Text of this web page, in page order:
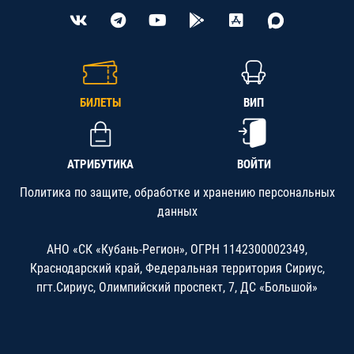
БИЛЕТЫ ВИП
АТРИБУТИКА ВОЙТИ
Политика по защите, обработке и хранению персональных
данных
АНО «СК «Кубань-Регион», ОГРН 1142300002349,
Краснодарский край, Федеральная территория Сириус,
пгт.Сириус, Олимпийский проспект, 7, ДС «Большой»